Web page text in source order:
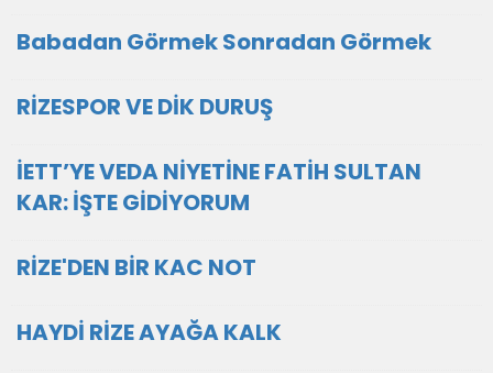
Babadan Görmek Sonradan Görmek
RİZESPOR VE DİK DURUŞ
İETT’YE VEDA NİYETİNE FATİH SULTAN
KAR: İŞTE GİDİYORUM
RİZE'DEN BİR KAC NOT
HAYDİ RİZE AYAĞA KALK